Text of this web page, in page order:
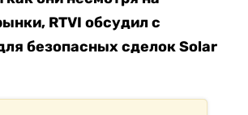
RTVI обсудил с
безопасных сделок Solar